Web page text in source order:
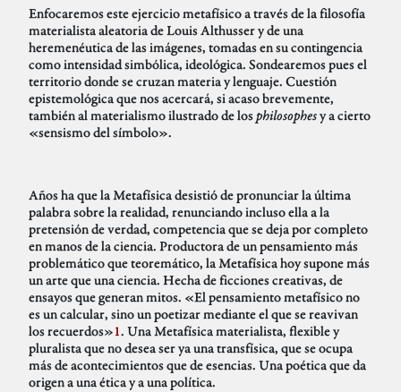
Enfocaremos este ejercicio metafísico a través de la filosofía
materialista aleatoria de Louis Althusser y de una
heremenéutica de las imágenes, tomadas en su contingencia
como intensidad simbólica, ideológica. Sondearemos pues el
territorio donde se cruzan materia y lenguaje. Cuestión
epistemológica que nos acercará, si acaso brevemente,
también al materialismo ilustrado de losphilosophesy a cierto
«sensismo del símbolo».
Años ha que la Metafísica desistió de pronunciar la última
palabra sobre la realidad, renunciando incluso ella a la
pretensión de verdad, competencia que se deja por completo
en manos de la ciencia. Productora de un pensamiento más
problemático que teoremático, la Metafísica hoy supone más
un arte que una ciencia. Hecha de ficciones creativas, de
ensayos que generan mitos. «El pensamiento metafísico no
es un calcular, sino un poetizar mediante el que se reavivan
los recuerdos»1. Una Metafísica materialista, flexible y
pluralista que no desea ser ya una transfísica, que se ocupa
más de acontecimientos que de esencias. Una poética que da
origen a una ética y a una política.